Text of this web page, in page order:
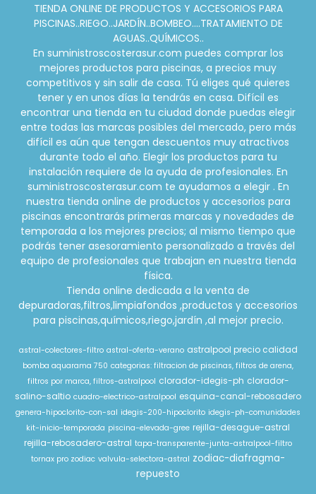
TIENDA ONLINE DE PRODUCTOS Y ACCESORIOS PARA
PISCINAS..RIEGO..JARDÍN..BOMBEO....TRATAMIENTO DE
AGUAS..QUÍMICOS..
En suministroscosterasur.com puedes comprar los
mejores productos para piscinas, a precios muy
competitivos y sin salir de casa. Tú eliges qué quieres
tener y en unos días la tendrás en casa. Difícil es
encontrar una tienda en tu ciudad donde puedas elegir
entre todas las marcas posibles del mercado, pero más
difícil es aún que tengan descuentos muy atractivos
durante todo el año. Elegir los productos para tu
instalación requiere de la ayuda de profesionales. En
suministroscosterasur.com te ayudamos a elegir . En
nuestra tienda online de productos y accesorios para
piscinas encontrarás primeras marcas y novedades de
temporada a los mejores precios; al mismo tiempo que
podrás tener asesoramiento personalizado a través del
equipo de profesionales que trabajan en nuestra tienda
física.
Tienda online dedicada a la venta de
depuradoras,filtros,limpiafondos ,productos y accesorios
para piscinas,químicos,riego,jardín ,al mejor precio.
astral-colectores-filtro astral-oferta-verano astralpool precio calidad
bomba aquarama 750 categorias: filtracion de piscinas, filtros de arena,
filtros por marca, filtros-astralpool clorador-idegis-ph clorador-
salino-saltio cuadro-electrico-astralpool esquina-canal-rebosadero
genera-hipoclorito-con-sal idegis-200-hipoclorito idegis-ph-comunidades
kit-inicio-temporada piscina-elevada-gree rejilla-desague-astral
rejilla-rebosadero-astral tapa-transparente-junta-astralpool-filtro
tornax pro zodiac valvula-selectora-astral zodiac-diafragma-
repuesto